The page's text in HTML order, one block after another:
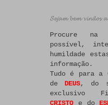
𝓢𝓮𝓳𝓪𝓶 𝓫𝓮𝓶 𝓿𝓲𝓷𝓭𝓸𝓼
Procure na
possível,
humildade
informação.
Tudo é para a
de DEUS, do
exclusivo
CRISTO e do